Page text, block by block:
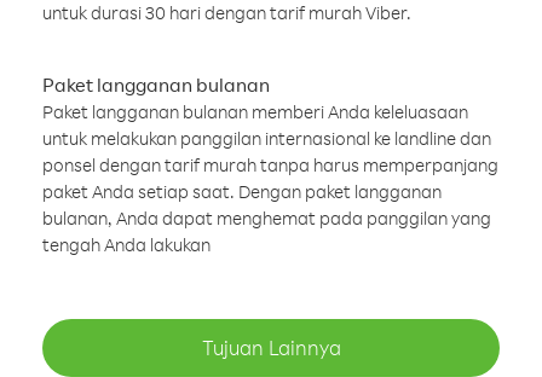
untuk durasi 30 hari dengan tarif murah Viber.
Paket langganan bulanan
Paket langganan bulanan memberi Anda keleluasaan
untuk melakukan panggilan internasional ke landline dan
ponsel dengan tarif murah tanpa harus memperpanjang
paket Anda setiap saat. Dengan paket langganan
bulanan, Anda dapat menghemat pada panggilan yang
tengah Anda lakukan
Tujuan Lainnya